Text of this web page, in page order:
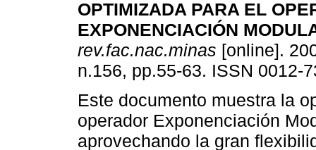
OPTIMIZADA PARA EL
EXPONENCIACIÓN
rev.fac.nac.minas [online].
n.156, pp.55-63. ISSN 0012-
Este documento muestra la
operador Exponenciación
aprovechando la gran